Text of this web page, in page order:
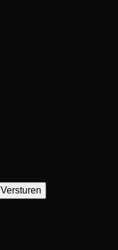
Versturen